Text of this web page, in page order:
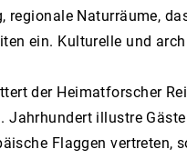
Naturräume,
ein. Kulturelle und
der Heimatforscher
illustre
Flaggen